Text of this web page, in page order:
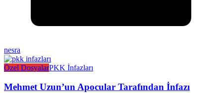
nesra
Özel DosyalarPKK İnfazları
Mehmet Uzun’un Apocular Tarafından İnfazı